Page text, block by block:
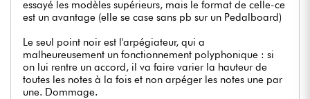
essayé les modèles supérieurs, mais le format de celle-ce
est un avantage (elle se case sans pb sur un Pedalboard)
Le seul point noir est l'arpégiateur, qui a
malheureusement un fonctionnement polyphonique : si
on lui rentre un accord, il va faire varier la hauteur de
toutes les notes à la fois et non arpéger les notes une par
une. Dommage.